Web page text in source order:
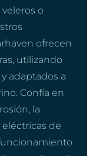
o
ofrecen
utilizando
adaptados a
Confía en
la
de